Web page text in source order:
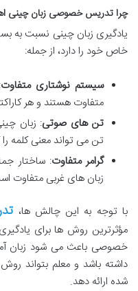
چرا تدریس خصوصی زبان چینی
یادگیری زبان چینی نسبت به
خاص خود را دارد، از جمله:
سیستم نوشتاری متفاوت
متفاوت هستند و هر
تن های صوتی: زبان
تن می تواند معنی کلمه را
گرامر متفاوت: ساختار
زبان های غربی متفاوت
با توجه به این چالش ها،
مؤثرترین روش ها برای
خصوصی باعث می شود زبان
داشته باشد و معلم بتواند
شده ارائه دهد.